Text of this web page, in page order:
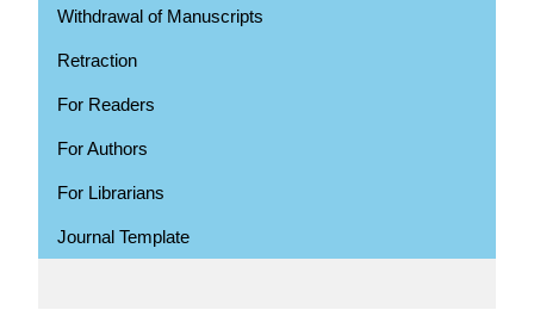
Withdrawal of Manuscripts
Retraction
For Readers
For Authors
For Librarians
Journal Template